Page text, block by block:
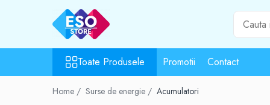
Toate Produsele
Toate Categoriile
Toate Produsele Promotii Contact
Home / Surse de energie / Acumulatori